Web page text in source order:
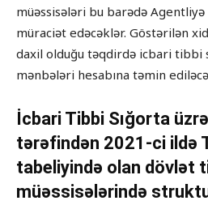
müəssisələri bu barədə
müraciət edəcəklər. Göstərilən
daxil olduğu təqdirdə icbari tibbi
mənbələri hesabına təmin
İcbari Tibbi Sığorta
tərəfindən 2021-ci ildə
tabeliyində olan dövlət
müəssisələrində